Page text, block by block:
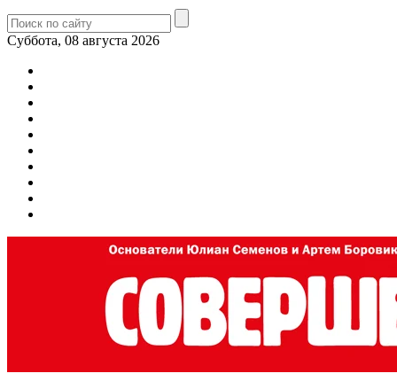
Суббота, 08 августа 2026